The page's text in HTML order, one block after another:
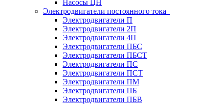
Насосы ЦН
Электродвигатели постоянного тока
Электродвигатели П
Электродвигатели 2П
Электродвигатели 4П
Электродвигатели ПБС
Электродвигатели ПБСТ
Электродвигатели ПС
Электродвигатели ПСТ
Электродвигатели ПМ
Электродвигатели ПБ
Электродвигатели ПБВ